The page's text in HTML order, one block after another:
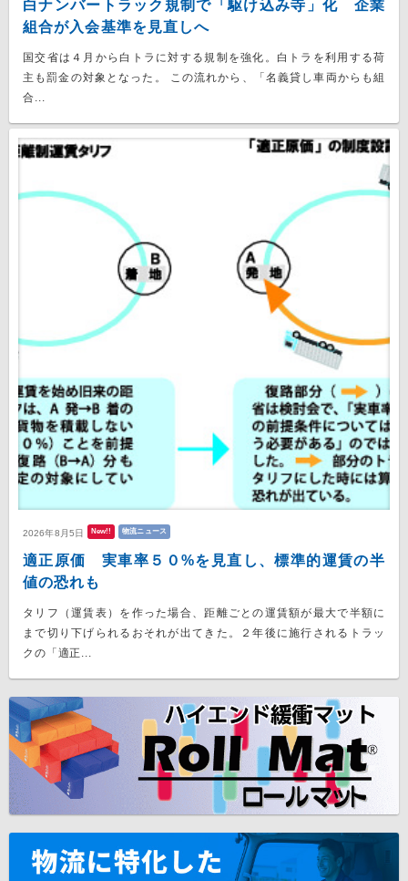
白ナンバートラック規制で「駆け込み寺」化 企業
組合が入会基準を見直しへ
国交省は４月から白トラに対する規制を強化。白トラを利用する荷
主も罰金の対象となった。 この流れから、「名義貸し車両からも組
合...
2026年8月5日 New!! 物流ニュース
適正原価 実車率５０%を見直し、標準的運賃の半
値の恐れも
タリフ（運賃表）を作った場合、距離ごとの運賃額が最大で半額に
まで切り下げられるおそれが出てきた。２年後に施行されるトラッ
クの「適正...